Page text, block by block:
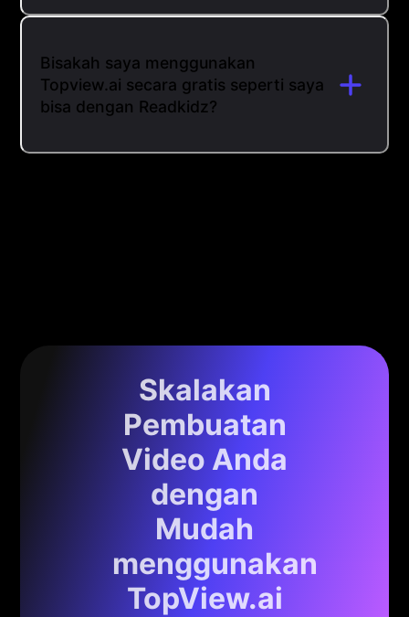
Bisakah saya menggunakan
Topview.ai secara gratis seperti saya
bisa dengan Readkidz?
Skalakan
Pembuatan
Video Anda
dengan
Mudah
menggunakan
TopView.ai